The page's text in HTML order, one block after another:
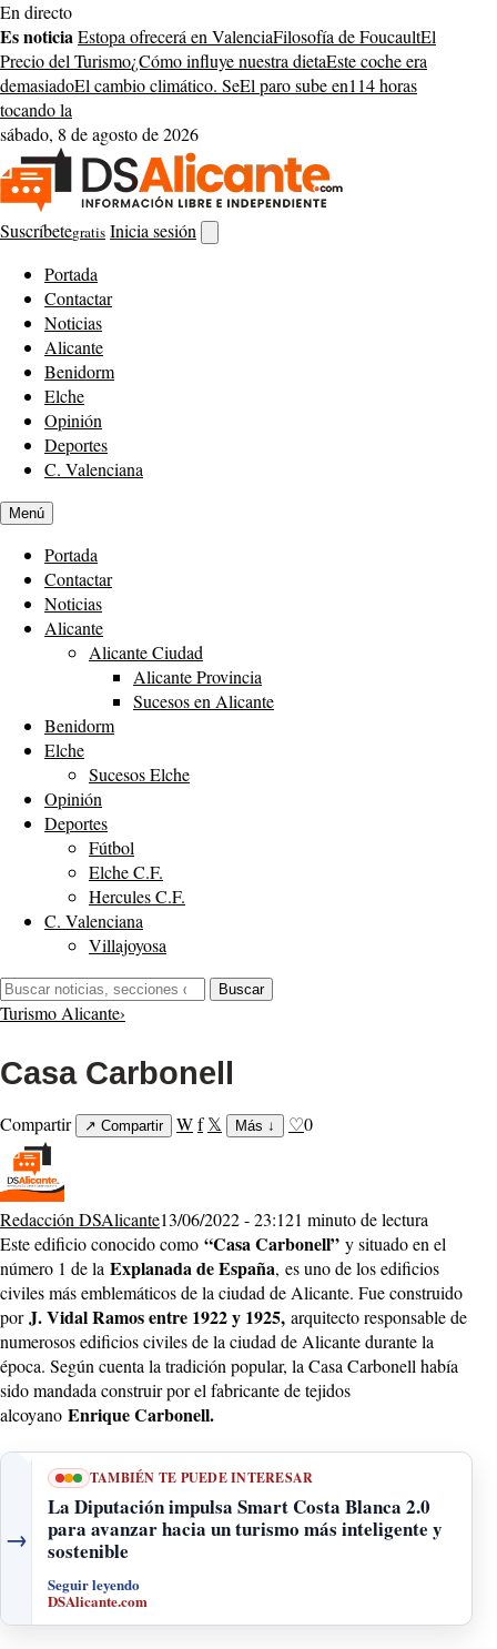
Saltar
al
contenido
En directo
Es noticiaEstopa ofrecerá en ValenciaFilosofía de FoucaultEl
Precio del Turismo¿Cómo influye nuestra dietaEste coche era
demasiadoEl cambio climático. SeEl paro sube en114 horas
tocando la
sábado, 8 de agosto de 2026
Suscríbetegratis Inicia sesión
buscador
Portada
Contactar
Noticias
Alicante
Benidorm
Elche
Opinión
Deportes
C. Valenciana
Menú
Portada
Contactar
Noticias
Alicante
Alicante Ciudad
Alicante Provincia
Sucesos en Alicante
Benidorm
Elche
Sucesos Elche
Opinión
Deportes
Fútbol
Elche C.F.
Hercules C.F.
C. Valenciana
Villajoyosa
Buscar:
Buscar
Turismo Alicante›
Casa Carbonell
Compartir ↗ Compartir Wf 𝕏 Más ↓ ♡0
Redacción DSAlicante13/06/2022 - 23:121 minuto de lectura
Este edificio conocido como “Casa Carbonell” y situado en el
número 1 de la Explanada de España, es uno de los edificios
civiles más emblemáticos de la ciudad de Alicante. Fue construido
porJ. Vidal Ramos entre 1922 y 1925, arquitecto responsable de
numerosos edificios civiles de la ciudad de Alicante durante la
época. Según cuenta la tradición popular, la Casa Carbonell había
sido mandada construir por el fabricante de tejidos
alcoyano Enrique Carbonell.
→
TAMBIÉN TE PUEDE INTERESAR
La Diputación impulsa Smart Costa Blanca 2.0
para avanzar hacia un turismo más inteligente y
sostenible
Seguir leyendo
DSAlicante.com